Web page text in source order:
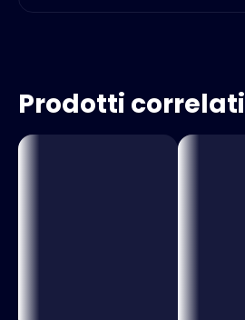
Prodotti correlati